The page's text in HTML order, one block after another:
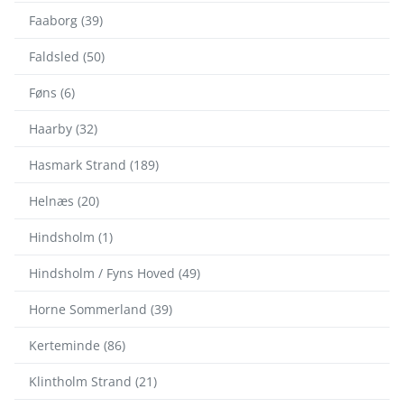
Faaborg (39)
Faldsled (50)
Føns (6)
Haarby (32)
Hasmark Strand (189)
Helnæs (20)
Hindsholm (1)
Hindsholm / Fyns Hoved (49)
Horne Sommerland (39)
Kerteminde (86)
Klintholm Strand (21)